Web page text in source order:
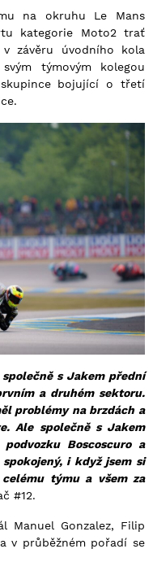
na okruhu Le Mans
kategorie Moto2 trať
závěru úvodního kola
týmovým kolegou
bojující o třetí
s Jakem přední
a druhém sektoru.
problémy na brzdách a
Ale společně s Jakem
Boscoscuro a
i když jsem si
týmu a všem za
#12.
Manuel Gonzalez, Filip
v průběžném pořadí se